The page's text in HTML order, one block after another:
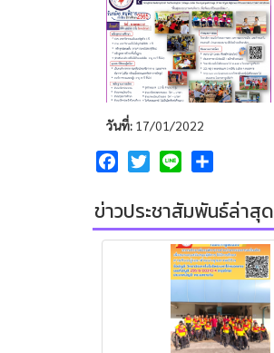
วันที่: 17/01/2022
Facebook
Twitter Line
ข่าวประชาสัมพันธ์ล่าสุด